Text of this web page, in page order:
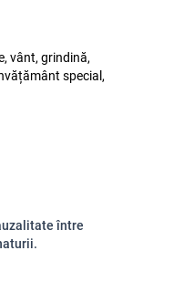
vânt, grindină,
special,
între